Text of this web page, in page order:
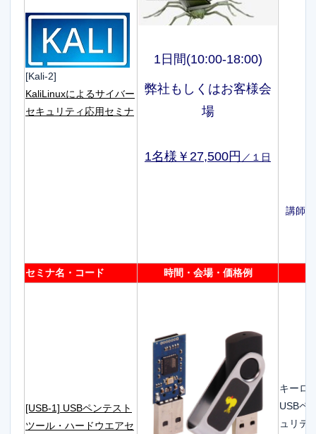
[Kali-2]
KaliLinuxによるサイバー
セキュリティ応用セミナ
1日間(10:00-18:00)
弊社もしくはお客様会
場
1名様￥27,500円 ／１日
講師
セミナ名・コード 時間・会場・価格例
[USB-1] USBペンテスト
ツール・ハードウエアセ
キーロ
USBペ
ュリテ